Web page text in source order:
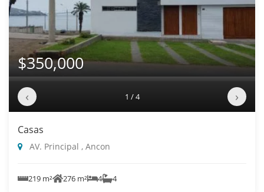
$350,000
‹ 1 / 4 ›
Casas
AV. Principal , Ancon
219 m² 276 m² 4 4